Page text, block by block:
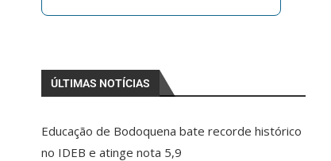
ÚLTIMAS NOTÍCIAS
Educação de Bodoquena bate recorde histórico
no IDEB e atinge nota 5,9